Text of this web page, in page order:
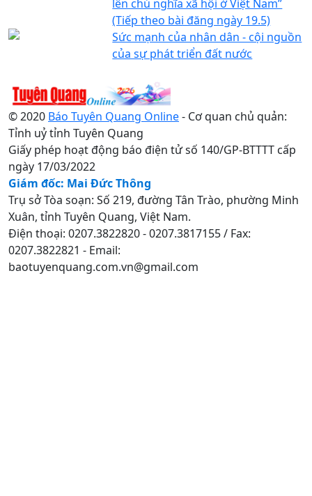
lên chủ nghĩa xã hội ở Việt Nam”
(Tiếp theo bài đăng ngày 19.5)
Sức mạnh của nhân dân - cội nguồn
của sự phát triển đất nước
© 2020 Báo Tuyên Quang Online- Cơ quan chủ quản:
Tỉnh uỷ tỉnh Tuyên Quang
Giấy phép hoạt động báo điện tử số 140/GP-BTTTT cấp
ngày 17/03/2022
Giám đốc: Mai Đức Thông
Trụ sở Tòa soạn: Số 219, đường Tân Trào, phường Minh
Xuân, tỉnh Tuyên Quang, Việt Nam.
Điện thoại: 0207.3822820 - 0207.3817155 / Fax:
0207.3822821 - Email:
baotuyenquang.com.vn@gmail.com